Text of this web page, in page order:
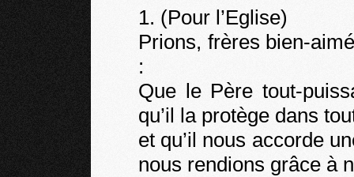
1. (Pour l’Eglise)
Prions, frères bien-
:
Que le Père tout-
qu’il la protège dans
et qu’il nous accorde
nous rendions grâce à